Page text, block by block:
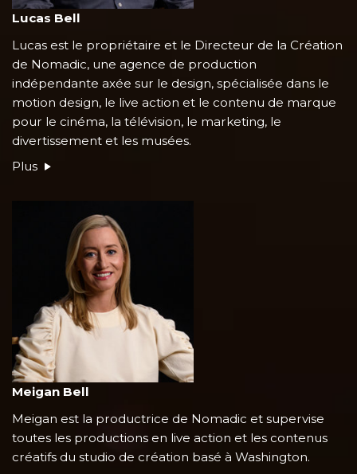
Lucas Bell
Lucas est le propriétaire et le Directeur de la Création
de Nomadic, une agence de production
indépendante axée sur le design, spécialisée dans le
motion design, le live action et le contenu de marque
pour le cinéma, la télévision, le marketing, le
divertissement et les musées.
Plus
Meigan Bell
Meigan est la productrice de Nomadic et supervise
toutes les productions en live action et les contenus
créatifs du studio de création basé à Washington.